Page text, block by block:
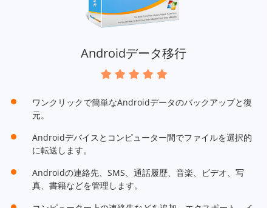
Androidデータ移行
ワンクリックで簡単なAndroidデータのバックアップと復
元。
Androidデバイスとコンピューター間でファイルを選択的
に転送します。
Androidの連絡先、SMS、通話履歴、音楽、ビデオ、写
真、書籍などを管理します。